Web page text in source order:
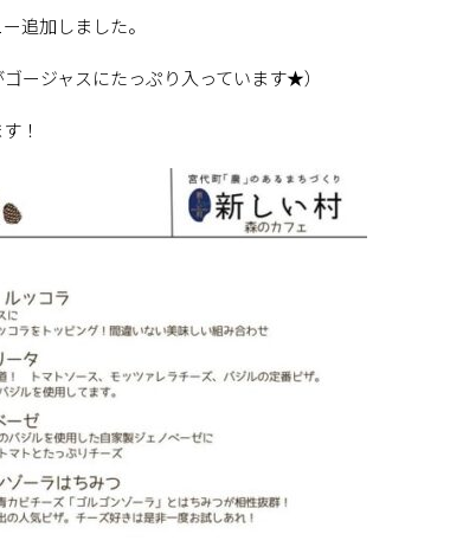
追加しました。
ージャスにたっぷり入っています★）
！